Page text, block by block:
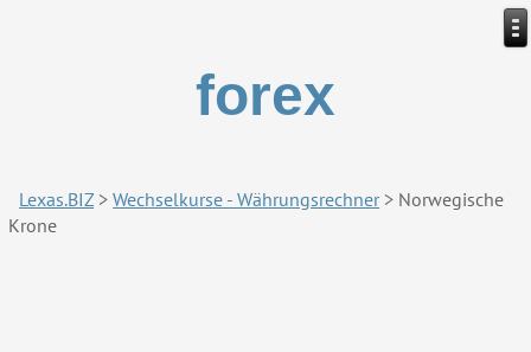
forex
Lexas.BIZ >Wechselkurse - Währungsrechner> Norwegische
Krone